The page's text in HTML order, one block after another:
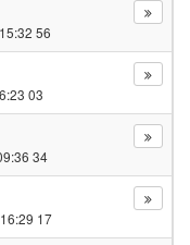
56
03
34
17